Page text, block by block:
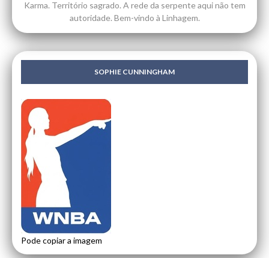
Karma. Território sagrado. A rede da serpente aqui não tem
autoridade. Bem-vindo à Linhagem.
SOPHIE CUNNINGHAM
Pode copiar a imagem